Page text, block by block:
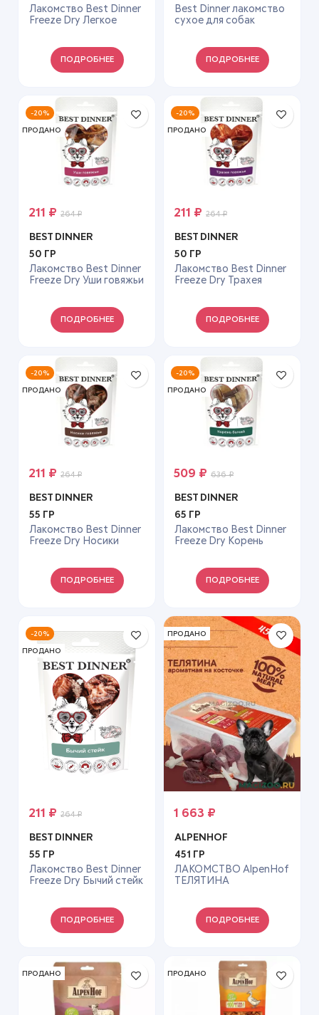
Лакомство Best Dinner
Freeze Dry Легкое
ПОДРОБНЕЕ
Best Dinner лакомство
сухое для собак
ПОДРОБНЕЕ
-20%
ПРОДАНО
211 ₽ 264₽
BEST DINNER
50 ГР
Лакомство Best Dinner
Freeze Dry Уши говяжьи
ПОДРОБНЕЕ
-20%
ПРОДАНО
211 ₽ 264₽
BEST DINNER
50 ГР
Лакомство Best Dinner
Freeze Dry Трахея
ПОДРОБНЕЕ
-20%
ПРОДАНО
211 ₽ 264₽
BEST DINNER
55 ГР
Лакомство Best Dinner
Freeze Dry Носики
ПОДРОБНЕЕ
-20%
ПРОДАНО
509 ₽ 636₽
BEST DINNER
65 ГР
Лакомство Best Dinner
Freeze Dry Корень
ПОДРОБНЕЕ
-20%
ПРОДАНО
211 ₽ 264₽
BEST DINNER
55 ГР
Лакомство Best Dinner
Freeze Dry Бычий стейк
ПОДРОБНЕЕ
ПРОДАНО
1 663 ₽
ALPENHOF
451 ГР
ЛАКОМСТВО AlpenHof
ТЕЛЯТИНА
450Г A53925
ПОДРОБНЕЕ
ПРОДАНО ПРОДАНО